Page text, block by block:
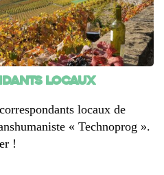
locaux
locaux de
« Technoprog ».
!